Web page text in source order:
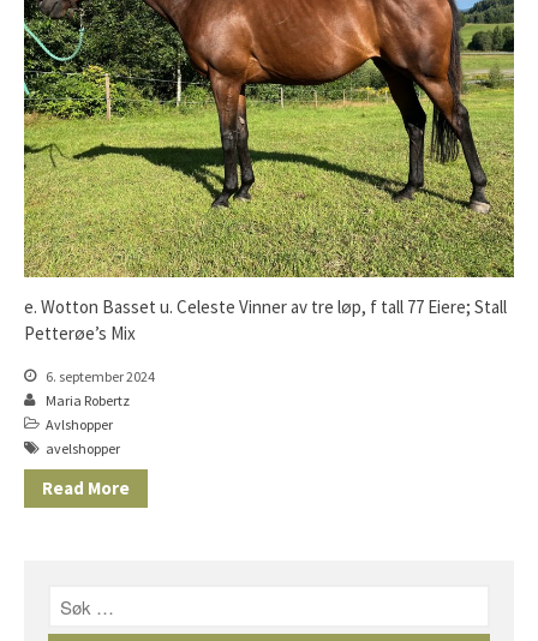
Åringer 2015
Føll 2026
Føll 2025
Føll 2024
Føll 2023
Føll 2022
Føll 2021
Føll 2020
e. Wotton Basset u. Celeste Vinner av tre løp, f tall 77 Eiere; Stall
Petterøe’s Mix
6. september 2024
Maria Robertz
Avlshopper
avelshopper
Read More